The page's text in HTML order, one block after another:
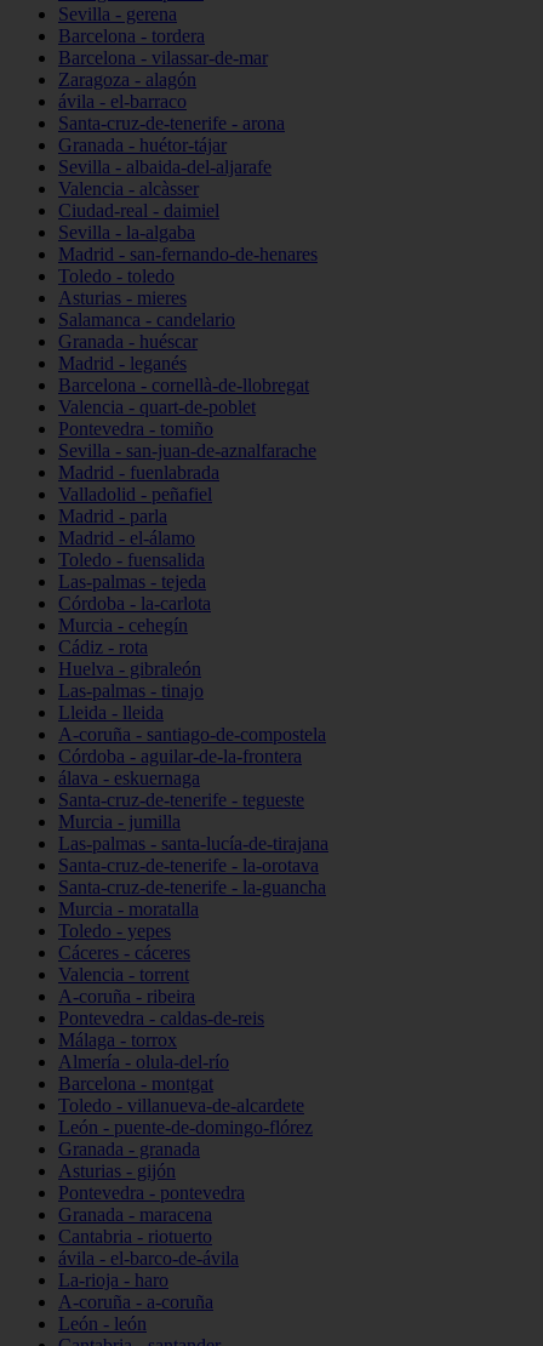
Sevilla - gerena
Barcelona - tordera
Barcelona - vilassar-de-mar
Zaragoza - alagón
ávila - el-barraco
Santa-cruz-de-tenerife - arona
Granada - huétor-tájar
Sevilla - albaida-del-aljarafe
Valencia - alcàsser
Ciudad-real - daimiel
Sevilla - la-algaba
Madrid - san-fernando-de-henares
Toledo - toledo
Asturias - mieres
Salamanca - candelario
Granada - huéscar
Madrid - leganés
Barcelona - cornellà-de-llobregat
Valencia - quart-de-poblet
Pontevedra - tomiño
Sevilla - san-juan-de-aznalfarache
Madrid - fuenlabrada
Valladolid - peñafiel
Madrid - parla
Madrid - el-álamo
Toledo - fuensalida
Las-palmas - tejeda
Córdoba - la-carlota
Murcia - cehegín
Cádiz - rota
Huelva - gibraleón
Las-palmas - tinajo
Lleida - lleida
A-coruña - santiago-de-compostela
Córdoba - aguilar-de-la-frontera
álava - eskuernaga
Santa-cruz-de-tenerife - tegueste
Murcia - jumilla
Las-palmas - santa-lucía-de-tirajana
Santa-cruz-de-tenerife - la-orotava
Santa-cruz-de-tenerife - la-guancha
Murcia - moratalla
Toledo - yepes
Cáceres - cáceres
Valencia - torrent
A-coruña - ribeira
Pontevedra - caldas-de-reis
Málaga - torrox
Almería - olula-del-río
Barcelona - montgat
Toledo - villanueva-de-alcardete
León - puente-de-domingo-flórez
Granada - granada
Asturias - gijón
Pontevedra - pontevedra
Granada - maracena
Cantabria - riotuerto
ávila - el-barco-de-ávila
La-rioja - haro
A-coruña - a-coruña
León - león